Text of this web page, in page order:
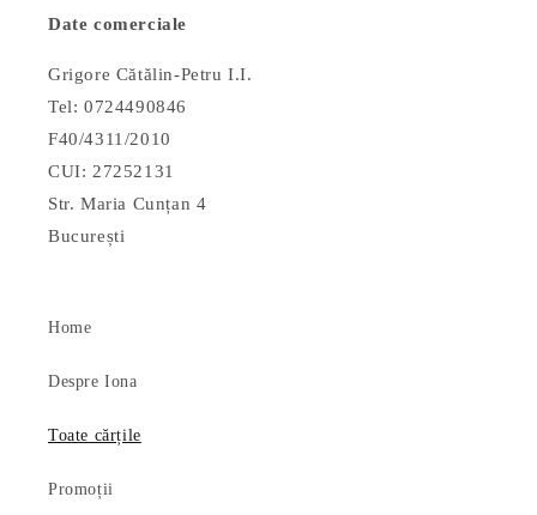
Date comerciale
Grigore Cătălin-Petru I.I.
Tel: 0724490846
F40/4311/2010
CUI: 27252131
Str. Maria Cunțan 4
București
Home
Despre Iona
Toate cărțile
Promoții